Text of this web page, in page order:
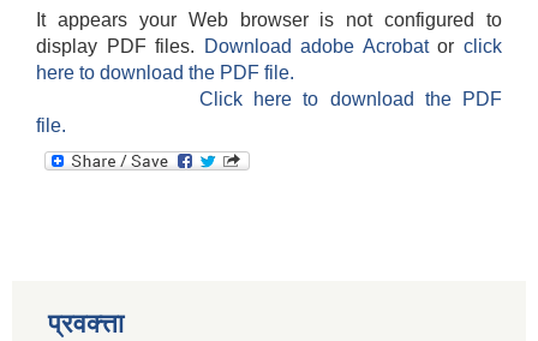
It appears your Web browser is not configured to
display PDF files.
Download adobe Acrobatorclick
here to download the PDF file.
Click here to download the PDF
file.
प्रवक्त्ता